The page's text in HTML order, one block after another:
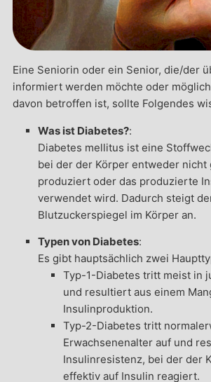
Eine Seniorin oder ein Senior, die/der
informiert werden möchte oder
davon betroffen ist, sollte Folgendes
Was ist Diabetes?:
Diabetes mellitus ist eine
bei der der Körper entweder nicht
produziert oder das produzierte
verwendet wird. Dadurch steigt
Blutzuckerspiegel im Körper an.
Typen von Diabetes:
Es gibt hauptsächlich zwei
Typ-1-Diabetes tritt meist in
und resultiert aus einem
Insulinproduktion.
Typ-2-Diabetes tritt
Erwachsenenalter auf und
Insulinresistenz, bei der der
effektiv auf Insulin reagiert.